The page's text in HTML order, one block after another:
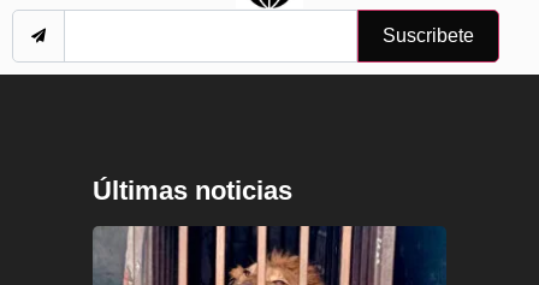
Suscribete
Últimas noticias